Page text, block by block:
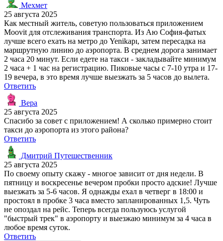
Мехмет
25 августа 2025
Как местный житель, советую пользоваться приложением
Moovit для отслеживания транспорта. Из Аю София-фатых
лучше всего ехать на метро до Yenikapı, затем пересадка на
маршрутную линию до аэропорта. В среднем дорога занимает
2 часа 20 минут. Если едете на такси - закладывайте минимум
2 часа + 1 час на регистрацию. Пиковые часы с 7-10 утра и 17-
19 вечера, в это время лучше выезжать за 5 часов до вылета.
Ответить
Вера
25 августа 2025
Спасибо за совет с приложением! А сколько примерно стоит
такси до аэропорта из этого района?
Ответить
Дмитрий Путешественник
25 августа 2025
По своему опыту скажу - многое зависит от дня недели. В
пятницу и воскресенье вечером пробки просто адские! Лучше
выезжать за 5-6 часов. Я однажды ехал в четверг в 18:00 и
простоял в пробке 3 часа вместо запланированных 1,5. Чуть
не опоздал на рейс. Теперь всегда пользуюсь услугой
"быстрый трек" в аэропорту и выезжаю минимум за 4 часа в
любое время суток.
Ответить